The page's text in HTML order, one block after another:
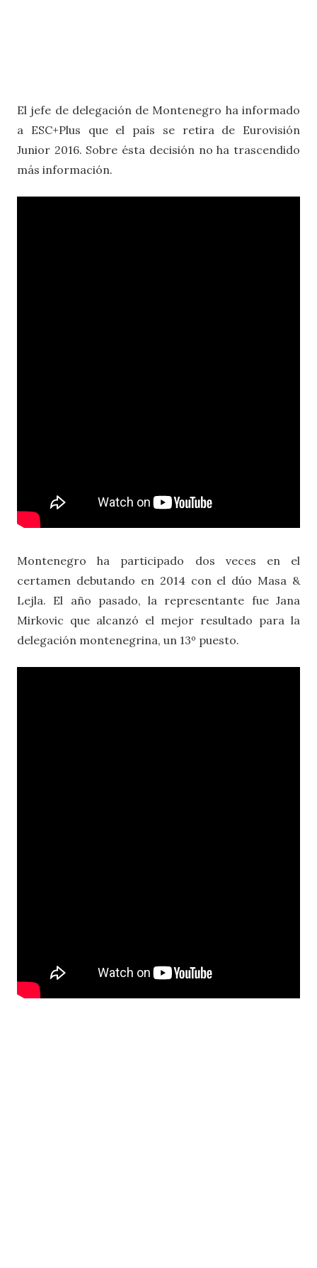
El jefe de delegación de Montenegro ha informado
a ESC+Plus que el país se retira de Eurovisión
Junior 2016. Sobre ésta decisión no ha trascendido
más información.
Montenegro ha participado dos veces en el
certamen debutando en 2014 con el dúo Masa &
Lejla. El año pasado, la representante fue Jana
Mirkovic que alcanzó el mejor resultado para la
delegación montenegrina, un 13º puesto.